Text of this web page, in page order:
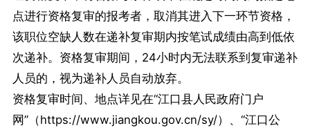
点进行资格复审的报考者，取消其进入下一环节资格，
该职位空缺人数在递补复审期内按笔试成绩由高到低依
次递补。资格复审期间，24小时内无法联系到复审递补
人员的，视为递补人员自动放弃。
资格复审时间、地点详见在“江口县人民政府门户
网”（https://www.jiangkou.gov.cn/sy/）、“江口公